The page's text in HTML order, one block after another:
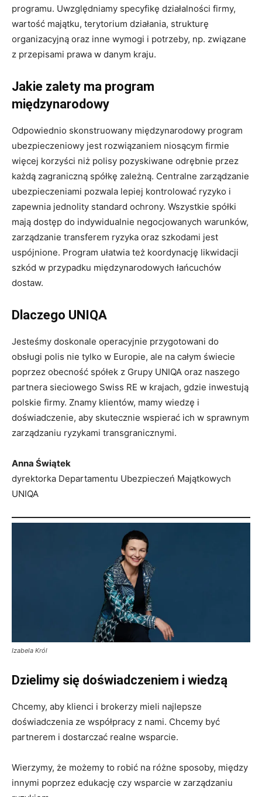
programu. Uwzględniamy specyfikę działalności firmy,
wartość majątku, terytorium działania, strukturę
organizacyjną oraz inne wymogi i potrzeby, np. związane
z przepisami prawa w danym kraju.
Jakie zalety ma program
międzynarodowy
Odpowiednio skonstruowany międzynarodowy program
ubezpieczeniowy jest rozwiązaniem niosącym firmie
więcej korzyści niż polisy pozyskiwane odrębnie przez
każdą zagraniczną spółkę zależną. Centralne zarządzanie
ubezpieczeniami pozwala lepiej kontrolować ryzyko i
zapewnia jednolity standard ochrony. Wszystkie spółki
mają dostęp do indywidualnie negocjowanych warunków,
zarządzanie transferem ryzyka oraz szkodami jest
uspójnione. Program ułatwia też koordynację likwidacji
szkód w przypadku międzynarodowych łańcuchów
dostaw.
Dlaczego UNIQA
Jesteśmy doskonale operacyjnie przygotowani do
obsługi polis nie tylko w Europie, ale na całym świecie
poprzez obecność spółek z Grupy UNIQA oraz naszego
partnera sieciowego Swiss RE w krajach, gdzie inwestują
polskie firmy. Znamy klientów, mamy wiedzę i
doświadczenie, aby skutecznie wspierać ich w sprawnym
zarządzaniu ryzykami transgranicznymi.
Anna Świątek
dyrektorka Departamentu Ubezpieczeń Majątkowych
UNIQA
Izabela Król
Dzielimy się doświadczeniem i wiedzą
Chcemy, aby klienci i brokerzy mieli najlepsze
doświadczenia ze współpracy z nami. Chcemy być
partnerem i dostarczać realne wsparcie.
Wierzymy, że możemy to robić na różne sposoby, między
innymi poprzez edukację czy wsparcie w zarządzaniu
na newsletter
Codzienny newsletter
(pn-pt)
Szkolenia i konferencje